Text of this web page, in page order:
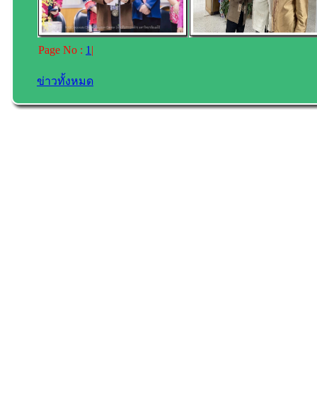
Page No : 1 |
ข่าวทั้งหมด